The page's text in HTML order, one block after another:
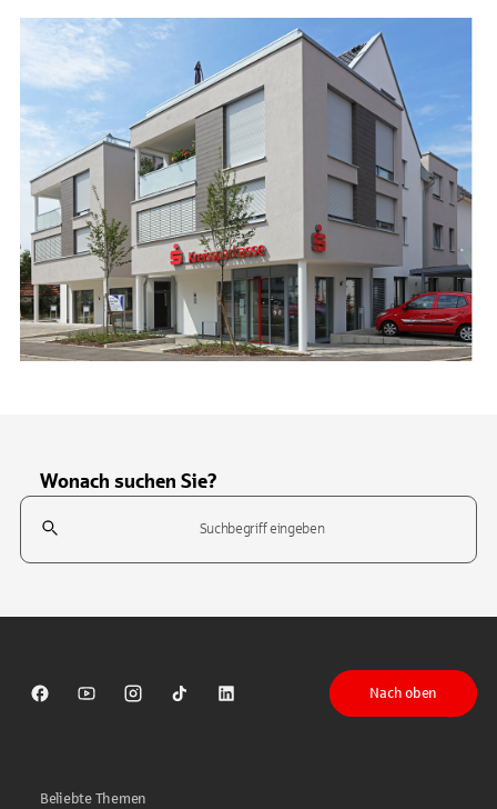
Wonach suchen Sie?
Suchfeld
Sparkasse auf Facebook
Sparkasse auf Youtube
Sparkasse auf Instagram
Sparkasse auf TikTok
Sparkasse auf LinkedIn
Nach oben
Beliebte Themen